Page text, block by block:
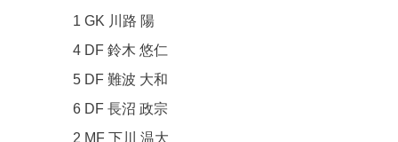
1 GK 川路 陽
4 DF 鈴木 悠仁
5 DF 難波 大和
6 DF 長沼 政宗
2 MF 下川 温大